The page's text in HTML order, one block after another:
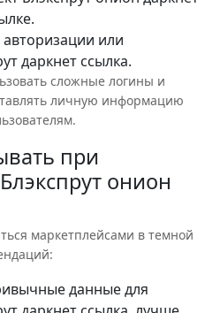
или
даркнет ссылка.
сложные логины и
личную информацию
при
онион
маркетплейсами в темной
данные для